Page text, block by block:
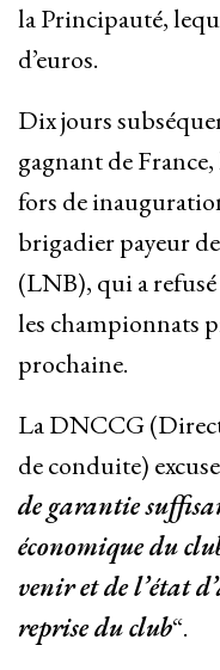
la Principauté,
d’euros.
Dix jours
gagnant de
fors de
brigadier payeur
(LNB), qui a
les championnats
prochaine.
La DNCCG
de conduite)
de garantie
économique du
venir et de l’état
reprise du club“.